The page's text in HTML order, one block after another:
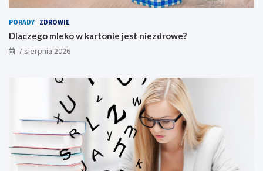
PORADY ZDROWIE
Dlaczego mleko w kartonie jest niezdrowe?
7 sierpnia 2026